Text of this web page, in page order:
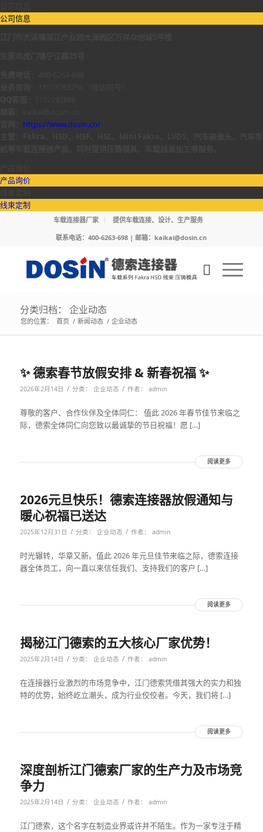
公司信息
https://www.dosin.cn/
产品询价
线束定制
车载连接器厂家
提供车载连接、设计、生产服务
联系电话：400-6263-698 | 邮箱： kaikai@dosin.cn
分类归档： 企业动态
您的位置： 首页 / 新闻动态 / 企业动态
✨ 德索春节放假安排 & 新春祝福 ✨
2026年2月14日 / 分类： 企业动态 / 作者： admin
尊敬的客户、合作伙伴及全体同仁： 值此 2026 年春节佳节来临之
际，德索全体同仁向您致以最诚挚的节日祝福！愿 […]
阅读更多
2026元旦快乐！德索连接器放假通知与
暖心祝福已送达
2025年12月31日 / 分类： 企业动态 / 作者： admin
时光辗转，华章又新。值此 2026 年元旦佳节来临之际，德索连接
器全体员工，向一直以来信任我们、支持我们的客户 […]
阅读更多
揭秘江门德索的五大核心厂家优势！
2025年2月14日 / 分类： 企业动态 / 作者： admin
在连接器行业激烈的市场竞争中，江门德索凭借其强大的实力和独
特的优势，始终屹立潮头，成为行业佼佼者。今天，我们将 […]
阅读更多
深度剖析江门德索厂家的生产力及市场竞
争力
2025年2月14日 / 分类： 企业动态 / 作者： admin
江门德索，这个名字在制造业界或许并不陌生。作为一家专注于精